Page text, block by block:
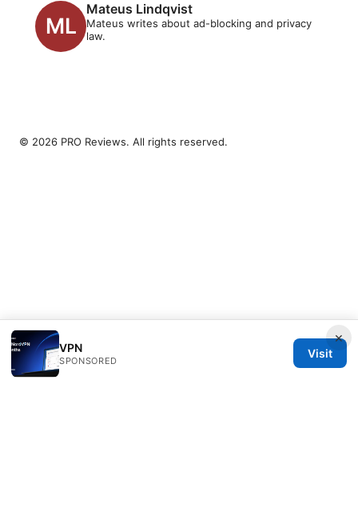
Mateus Lindqvist
Mateus writes about ad-blocking and privacy
law.
×
VPN
SPONSORED
Visit
© 2026 PRO Reviews. All rights reserved.